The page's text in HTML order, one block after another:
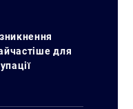
для